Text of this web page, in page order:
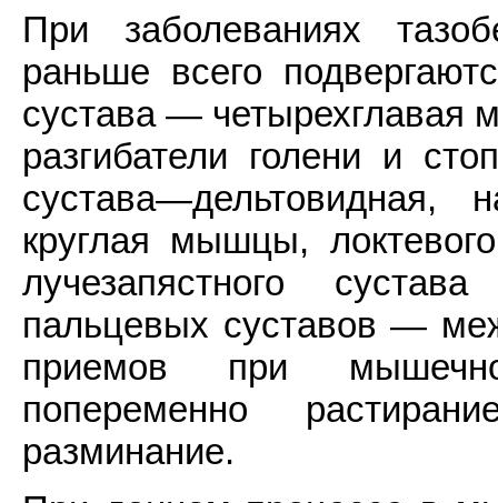
При заболеваниях
раньше всего
сустава — четырехглавая
разгибатели голени и
сустава—дельтовидная,
круглая мышцы,
лучезапястного
пальцевых суставов —
приемов при
попеременно
разминание.